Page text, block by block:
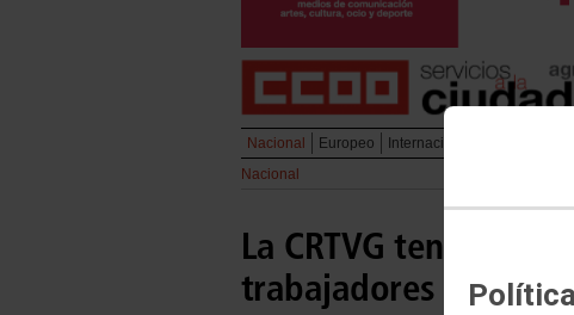
Nacional Europeo Internacional
Nacional
La CRTVG tendrá
trabajadores y